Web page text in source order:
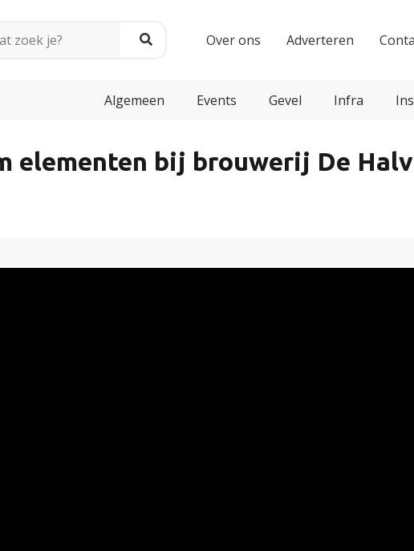
Over ons Adverteren
Algemeen Events Gevel Infra
elementen bij brouwerij De